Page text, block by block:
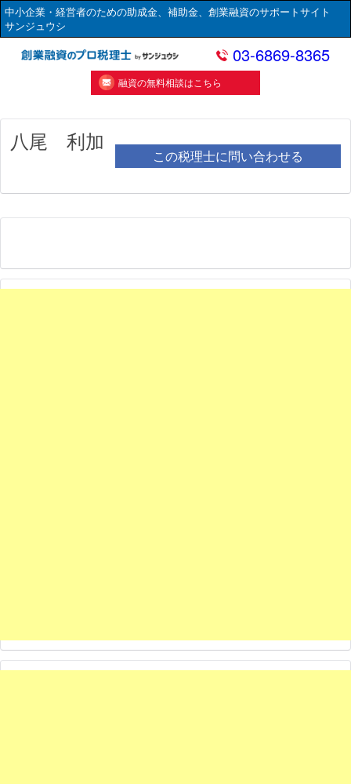
中小企業・経営者のための助成金、補助金、創業融資のサポートサイト
サンジュウシ
03-6869-8365
融資の無料相談はこちら
八尾 利加
この税理士に問い合わせる